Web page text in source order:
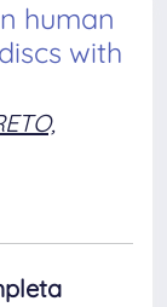
human
with